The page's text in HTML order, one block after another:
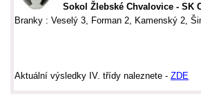
Sokol Žlebské Chvalovice - SK
Branky : Veselý 3, Forman 2, Kamenský 2,
Aktuální výsledky IV. třídy naleznete - ZDE